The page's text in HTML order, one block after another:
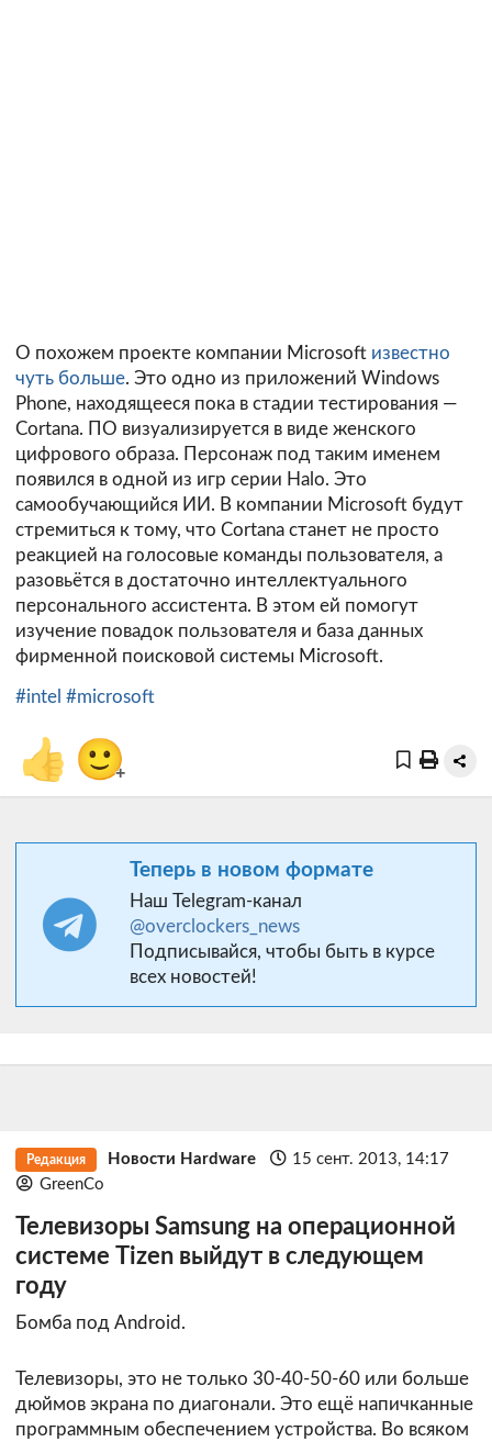
О похожем проекте компании Microsoft известно
чуть больше. Это одно из приложений Windows
Phone, находящееся пока в стадии тестирования —
Cortana. ПО визуализируется в виде женского
цифрового образа. Персонаж под таким именем
появился в одной из игр серии Halo. Это
самообучающийся ИИ. В компании Microsoft будут
стремиться к тому, что Cortana станет не просто
реакцией на голосовые команды пользователя, а
разовьётся в достаточно интеллектуального
персонального ассистента. В этом ей помогут
изучение повадок пользователя и база данных
фирменной поисковой системы Microsoft.
#intel #microsoft
👍 🙂+
Теперь в новом формате
Наш Telegram-канал
@overclockers_news
Подписывайся, чтобы быть в курсе
всех новостей!
Редакция Новости Hardware
15 сент. 2013, 14:17
GreenCo
Телевизоры Samsung на операционной
системе Tizen выйдут в следующем
году
Бомба под Android.
Телевизоры, это не только 30-40-50-60 или больше
дюймов экрана по диагонали. Это ещё напичканные
программным обеспечением устройства. Во всяком